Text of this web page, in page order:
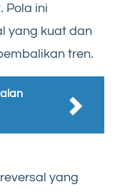
Pola ini
yang kuat dan
tren.
yang